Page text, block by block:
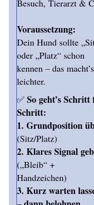
Besuch, Tierarzt &
Voraussetzung:
Dein Hund sollte
oder „Platz“ schon
kennen – das macht’s
leichter.
✅ So geht’s
Schritt:
1. Grundposition
(Sitz/Platz)
2. Klares Signal
(„Bleib“ +
Handzeichen)
3. Kurz warten